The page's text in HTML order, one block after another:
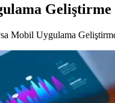
Geliştirme
Mobil Uygulama